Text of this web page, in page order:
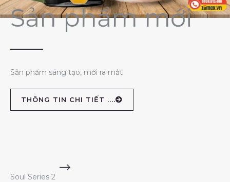
Sản phẩm mới
Sản phẩm sáng tạo, mới ra mắt
THÔNG TIN CHI TIẾT ....
Soul Series 2